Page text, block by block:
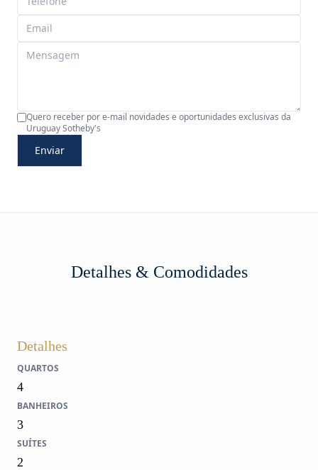
Quero receber por e-mail novidades e oportunidades exclusivas da
Uruguay Sotheby's
Enviar
Detalhes & Comodidades
Detalhes
QUARTOS
4
BANHEIROS
3
SUÍTES
2